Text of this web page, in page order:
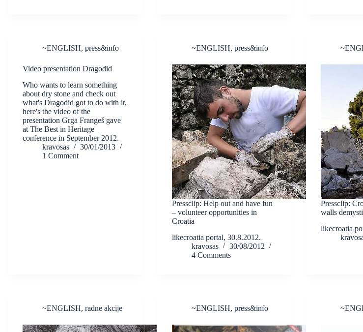
~ENGLISH, press&info
Video presentation Dragodid
Who wants to learn something
about dry stone and check out
what's Dragodid got to do with it,
here's the video of the
presentation Grga Frangeš gave
at The Best in Heritage
conference in September 2012.
kravosas
30/01/2013
1 Comment
~ENGLISH, press&info
Pressclip: Help out and have fun
– volunteer opportunities in
Croatia
likecroatia portal, 30.8.2012.
kravosas
30/08/2012
4 Comments
Pressclip:
walls
likecroatia
~ENGLISH, radne akcije ~ENGLISH, press&info